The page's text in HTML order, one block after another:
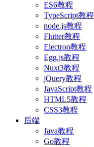
ES6教程
TypeScript教程
node.js教程
Flutter教程
Electron教程
Egg.js教程
Nuxt3教程
jQuery教程
JavaScript教程
HTML5教程
CSS3教程
后端
Java教程
Go教程